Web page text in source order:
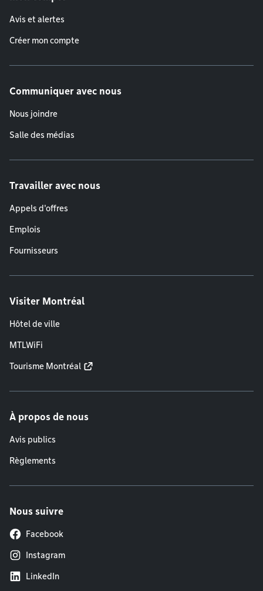
Avis et alertes
Créer mon compte
Communiquer avec nous
Nous joindre
Salle des médias
Travailler avec nous
Appels d'offres
Emplois
Fournisseurs
Visiter Montréal
Hôtel de ville
MTLWiFi
Tourisme Montréal
À propos de nous
Avis publics
Règlements
Nous suivre
Facebook
Instagram
LinkedIn